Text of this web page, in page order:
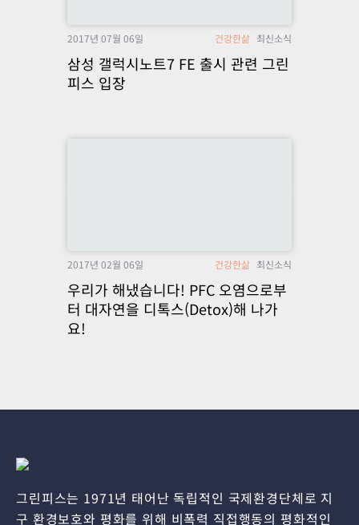
2017년 07월 06일 건강한삶 최신소식
삼성 갤럭시노트7 FE 출시 관련 그린
피스 입장
2017년 02월 06일 건강한삶 최신소식
우리가 해냈습니다! PFC 오염으로부
터 대자연을 디톡스(Detox)해 나가
요!
그린피스는 1971년 태어난 독립적인 국제환경단체로 지
구 환경보호와 평화를 위해 비폭력 직접행동의 평화적인